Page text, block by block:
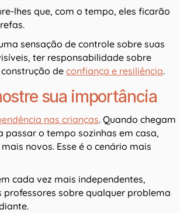
lhes que, com o tempo, eles ficarão
sensação de controle sobre suas
ter responsabilidade sobre
de confiança e resiliência.
sua importância
nas crianças. Quando chegam
o tempo sozinhas em casa,
novos. Esse é o cenário mais
cada vez mais independentes,
sobre qualquer problema